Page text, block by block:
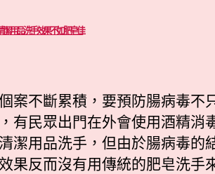
用品洗手效果不如肥皂佳
案不斷累積，要預防腸病毒不
有民眾出門在外會使用酒精消
潔用品洗手，但由於腸病毒的
果反而沒有用傳統的肥皂洗手